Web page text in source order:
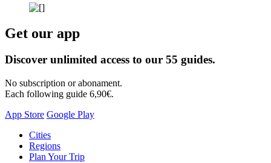
Get our app
Discover unlimited access to our 55 guides.
No subscription or abonament.
Each following guide 6,90€.
App Store Google Play
Skip
content
Cities
Regions
Plan Your Trip